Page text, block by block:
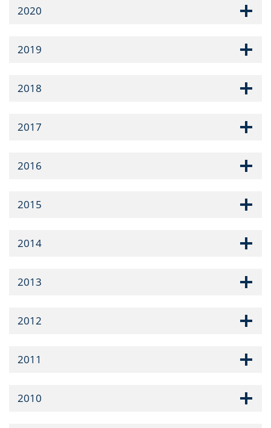
2020
2019
2018
2017
2016
2015
2014
2013
2012
2011
2010